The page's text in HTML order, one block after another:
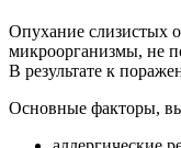
Опухание слизистых
микроорганизмы, не
В результате к
Основные факторы,